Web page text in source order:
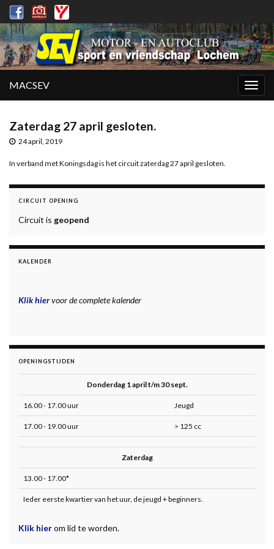
MACSEV
Zaterdag 27 april gesloten.
24 april, 2019
In verband met Koningsdag is het circuit zaterdag 27 april gesloten.
CIRCUIT OPENING
Circuit is geopend
KALENDER
Klik hiervoor de complete kalender
OPENINGSTIJDEN
Donderdag 1 april t/m 30 sept.
16.00 - 17.00 uur Jeugd
17.00 - 19.00 uur > 125 cc
Zaterdag
13.00 - 17.00*
Ieder eerste kwartier van het uur, de jeugd + beginners.
Klik hierom lid te worden.